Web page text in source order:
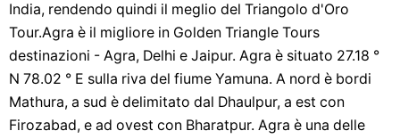
India, rendendo quindi il meglio del Triangolo d'Oro
Tour.Agra è il migliore in Golden Triangle Tours
destinazioni - Agra, Delhi e Jaipur. Agra è situato 27.18 °
N 78.02 ° E sulla riva del fiume Yamuna. A nord è bordi
Mathura, a sud è delimitato dal Dhaulpur, a est con
Firozabad, e ad ovest con Bharatpur. Agra è una delle